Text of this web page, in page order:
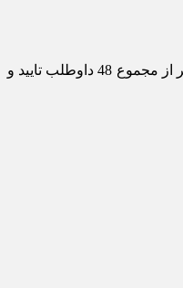
از 58 کاندیدای ثبت نام کرده در حوزه انتخابیه شهرستان بروجرد 9 نفر در هیئت اجرایی رد صلاحیت شدند و یک نفر انصراف داد؛ پس از پایان مهلت قانونی تایید صلاحیت‌ها نیز 25 نفر از مجموع 48 داوطلب تایید و